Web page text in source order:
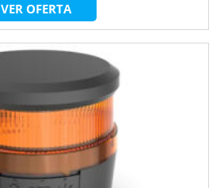
VER OFERTA